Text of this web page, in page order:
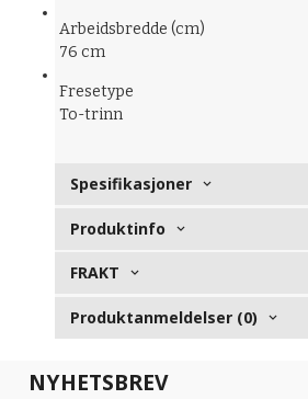
Arbeidsbredde (cm)
76 cm
Fresetype
To-trinn
Spesifikasjoner
Produktinfo
FRAKT
Produktanmeldelser (0)
NYHETSBREV